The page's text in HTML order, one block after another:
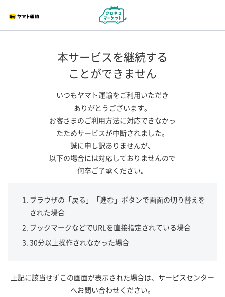
本サービスを継続する
ことができません
いつもヤマト運輸をご利用いただき
ありがとうございます。
お客さまのご利用方法に対応できなかっ
たためサービスが中断されました。
誠に申し訳ありませんが、
以下の場合には対応しておりませんので
何卒ご了承ください。
ブラウザの「戻る」「進む」ボタンで画面の切り替えを
された場合
ブックマークなどでURLを直接指定されている場合
30分以上操作されなかった場合
上記に該当せずこの画面が表示された場合は、サービスセンター
へお問い合わせください。